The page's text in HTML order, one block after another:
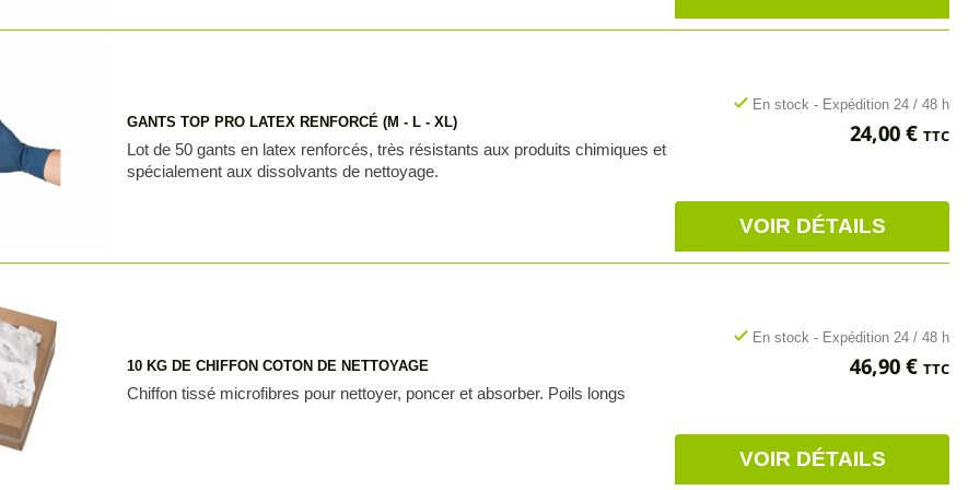
GANTS TOP PRO LATEX RENFORCÉ (M - L - XL)
Lot de 50 gants en latex renforcés, très résistants aux produits chimiques et
spécialement aux dissolvants de nettoyage.
check En stock - Expédition 24 / 48 h
Prix
24,00 € TTC
VOIR DÉTAILS
10 KG DE CHIFFON COTON DE NETTOYAGE
Chiffon tissé microfibres pour nettoyer, poncer et absorber. Poils longs
check En stock - Expédition 24 / 48 h
Prix
46,90 € TTC
VOIR DÉTAILS